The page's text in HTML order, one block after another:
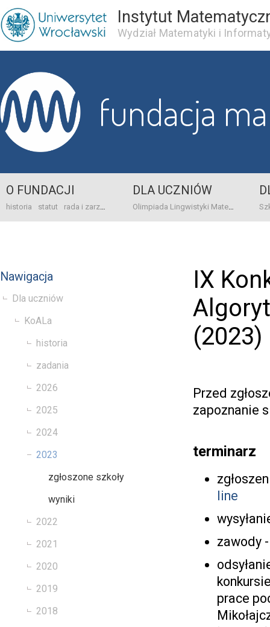
Instytut
Wydział Matematyki i
fundacja
O FUNDACJI
historia statut rada i zarząd dane bankowo-adresowe kontakt
DLA UCZNIÓW
Olimpiada Lingwistyki Matematycznej
Nawigacja
Dla uczniów
KoALa
historia
zadania
2026
2025
2024
2023
zgłoszone szkoły
wyniki
2022
2021
2020
2019
2018
IX
(2023)
Przed
zapoznanie
terminarz
line
zawody
prace